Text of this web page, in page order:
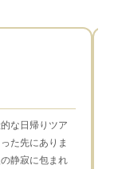
な日帰りツア
た先にありま
静寂に包まれ